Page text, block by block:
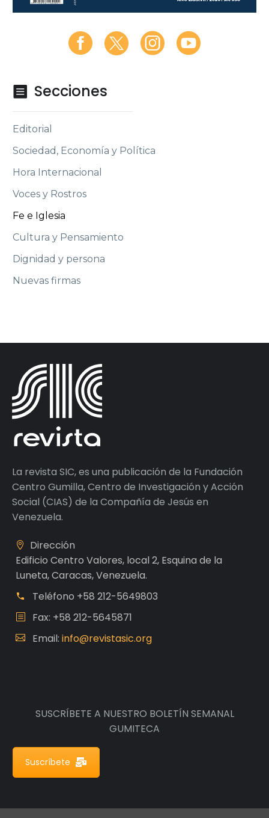
 Secciones
Editorial
Sociedad, Economía y Política
Hora Internacional
Voces y Rostros
Fe e Iglesia
Cultura y Pensamiento
Dignidad y persona
Nuevas firmas
La revista SIC, es una publicación de la Fundación
Centro Gumilla, Centro de Investigación y Acción
Social (CIAS) de la Compañía de Jesús en
Venezuela.
Dirección
Edificio Centro Valores, local 2, Esquina de la
Luneta, Caracas, Venezuela.
Teléfono +58 212-5649803
Fax: +58 212-5645871
Email: info@revistasic.org
SUSCRÍBETE A NUESTRO BOLETÍN SEMANAL
GUMITECA
Suscríbete